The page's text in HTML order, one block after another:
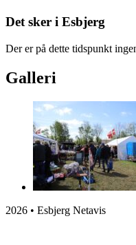
Det sker i Esbjerg
Der er på dette tidspunkt
Galleri
2026 • Esbjerg Netavis